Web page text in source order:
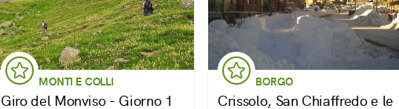
MONTI E COLLI
Giro del Monviso - Giorno 1
BORGO
Crissolo, San Chiaffredo e le